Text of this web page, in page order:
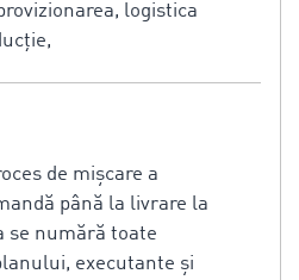
logistica
de mişcare a
până la livrare la
se numără toate
executante şi